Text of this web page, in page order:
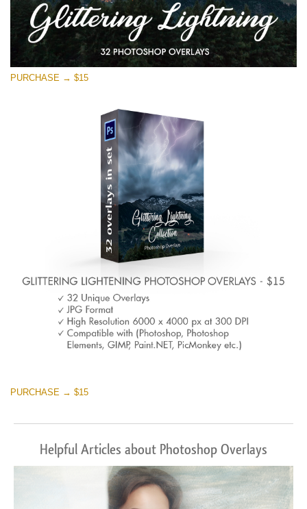
PURCHASE → $15
PURCHASE → $15
Helpful Articles about Photoshop Overlays